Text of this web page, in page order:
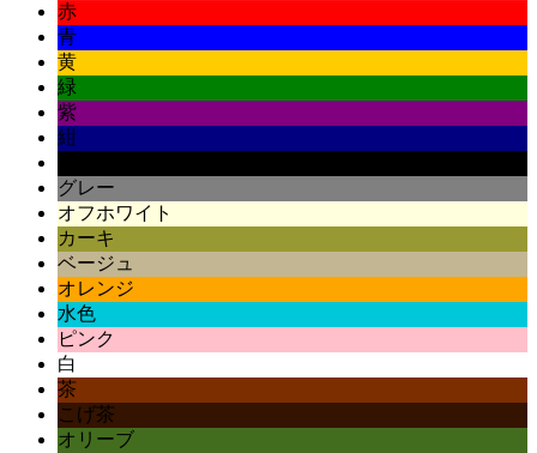
赤
青
黄
緑
紫
紺
グレー
オフホワイト
カーキ
ベージュ
オレンジ
水色
ピンク
白
茶
こげ茶
オリーブ